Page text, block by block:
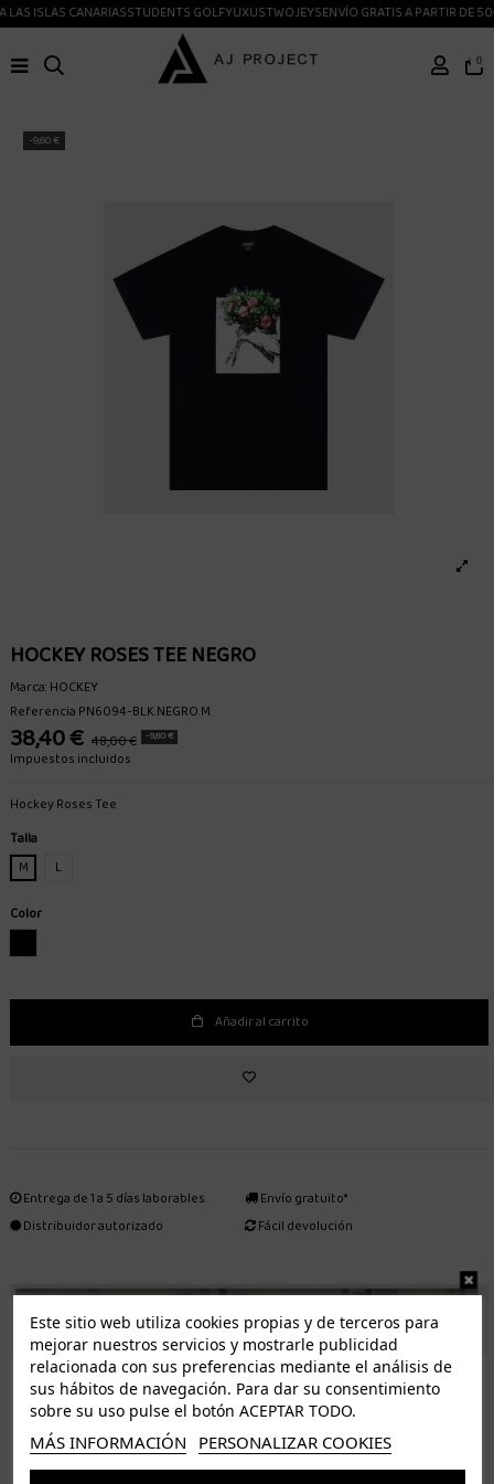
ISLAS CANARIASSTUDENTS GOLFYUXUSTWOJEYSENVÍO GRATIS A PARTIR DE
0
-9,60 €
HOCKEY ROSES TEE NEGRO
Marca:HOCKEY
ReferenciaPN6094-BLK.NEGRO.M
38,40 € 48,00 € -9,60 €
Impuestos incluidos
Hockey Roses Tee
Talla
M
L
Color
Añadir al carrito
Entrega de 1 a 5 días laborables.
Distribuidor autorizado
Envío gratuito*
Fácil devolución
ENVÍO GRATUITO *
ISLAS CANARIAS
Tenerife 3.50€. Gratis a partir de 50€
Resto de islas 5€. Gratis a partir de 50€
Este sitio web utiliza cookies propias y de terceros para
mejorar nuestros servicios y mostrarle publicidad
relacionada con sus preferencias mediante el análisis de
sus hábitos de navegación. Para dar su consentimiento
sobre su uso pulse el botón ACEPTAR TODO.
MÁS INFORMACIÓN PERSONALIZAR COOKIES